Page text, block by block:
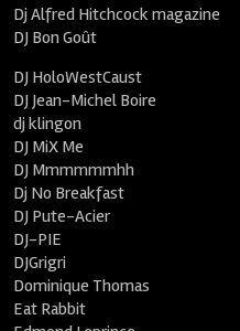
Dj Alfred Hitchcock magazine
DJ Bon Goût
DJ HoloWestCaust
DJ Jean-Michel Boire
dj klingon
DJ MiX Me
DJ Mmmmmmhh
Dj No Breakfast
DJ Pute-Acier
DJ-PIE
DJGrigri
Dominique Thomas
Eat Rabbit